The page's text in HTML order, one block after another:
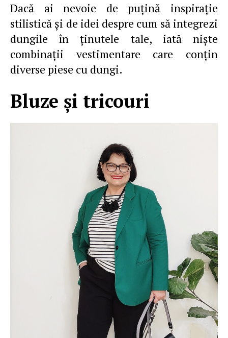
Dacă ai nevoie de puţină inspiraţie
stilistică şi de idei despre cum să integrezi
dungile în ţinutele tale, iată nişte
combinaţii vestimentare care conţin
diverse piese cu dungi.
Bluze şi tricouri